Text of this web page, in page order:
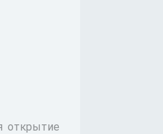
открытие